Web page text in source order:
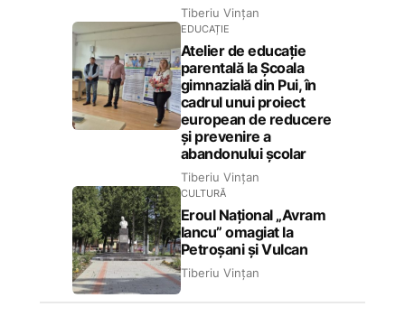
Tiberiu Vințan
EDUCAȚIE
Atelier de educație
parentală la Școala
gimnazială din Pui, în
cadrul unui proiect
european de reducere
și prevenire a
abandonului școlar
Tiberiu Vințan
CULTURĂ
Eroul Național „Avram
Iancu” omagiat la
Petroșani și Vulcan
Tiberiu Vințan